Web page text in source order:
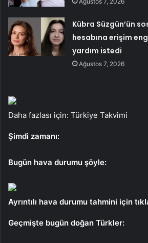
Kübra Süzgün’ün
hesabına erişim
yardım istedi
Ağustos 7, 2026
Daha fazlası için: Türkiye Takvimi
Şimdi zamanı:
Bugün hava durumu şöyle:
Ayrıntılı hava durumu tahmini için
Geçmişte bugün doğan Türkler: